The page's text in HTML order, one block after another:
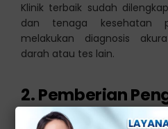
Klinik terbaik sudah
dan tenaga kesehatan
melakukan diagnosis
darah atau tes lain.
2. Pemberian
Tepat